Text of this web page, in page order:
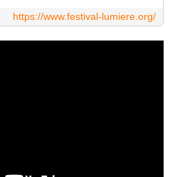
https://www.festival-lumiere.org/